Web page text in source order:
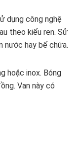
dụng công nghệ
theo kiểu ren. Sử
nước hay bể chứa.
hoặc inox. Bóng
Van này có